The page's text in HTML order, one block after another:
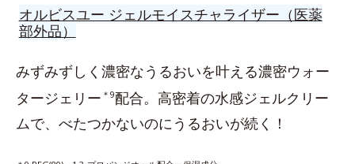
オルビスユー ジェルモイスチャライザー（医薬
部外品）
みずみずしく濃密なうるおいを叶える濃密ウォー
タージェリー ＊9配合。高密着の水感ジェルクリー
ムで、べたつかないのにうるおいが続く！